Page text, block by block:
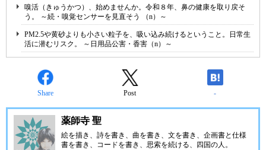
嗅活（きゅうかつ）、始めませんか。令和８年、鼻の健康を取り戻そ
う。 ～続・嗅覚センサーを見直そう （n）～
PM2.5や黄砂よりも小さい粒子を、吸い込み続けるということ。日常生
活に潜むリスク。 ～日用品公害・香害（n）～
Share Post -
薬師寺 聖
絵を描き、詩を書き、曲を書き、文を書き、企画書と仕様
書を書き、コードを書き、思索を続ける、四国の人。